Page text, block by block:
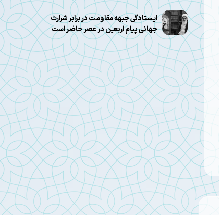
ایستادگی جبهه مقاومت در برابر شرارت
جهانی پیام اربعین در عصر حاضر است